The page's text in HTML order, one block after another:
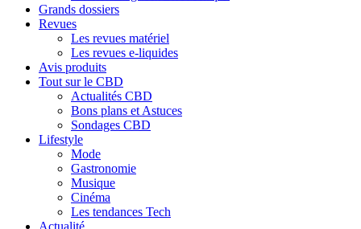
Grands dossiers
Revues
Les revues matériel
Les revues e-liquides
Avis produits
Tout sur le CBD
Actualités CBD
Bons plans et Astuces
Sondages CBD
Lifestyle
Mode
Gastronomie
Musique
Cinéma
Les tendances Tech
Actualité